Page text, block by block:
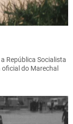
República Socialista
do Marechal